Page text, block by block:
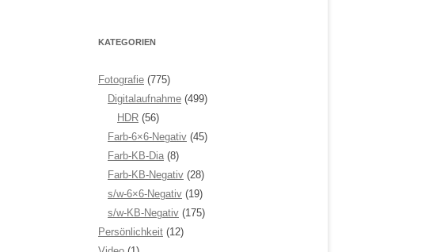
KATEGORIEN
Fotografie (775)
Digitalaufnahme (499)
HDR (56)
Farb-6×6-Negativ (45)
Farb-KB-Dia (8)
Farb-KB-Negativ (28)
s/w-6×6-Negativ (19)
s/w-KB-Negativ (175)
Persönlichkeit (12)